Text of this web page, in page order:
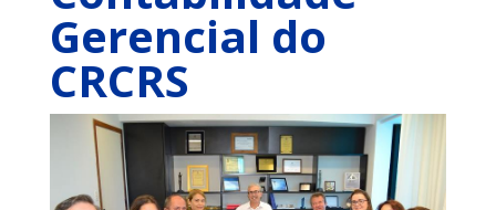
Gerencial do
CRCRS